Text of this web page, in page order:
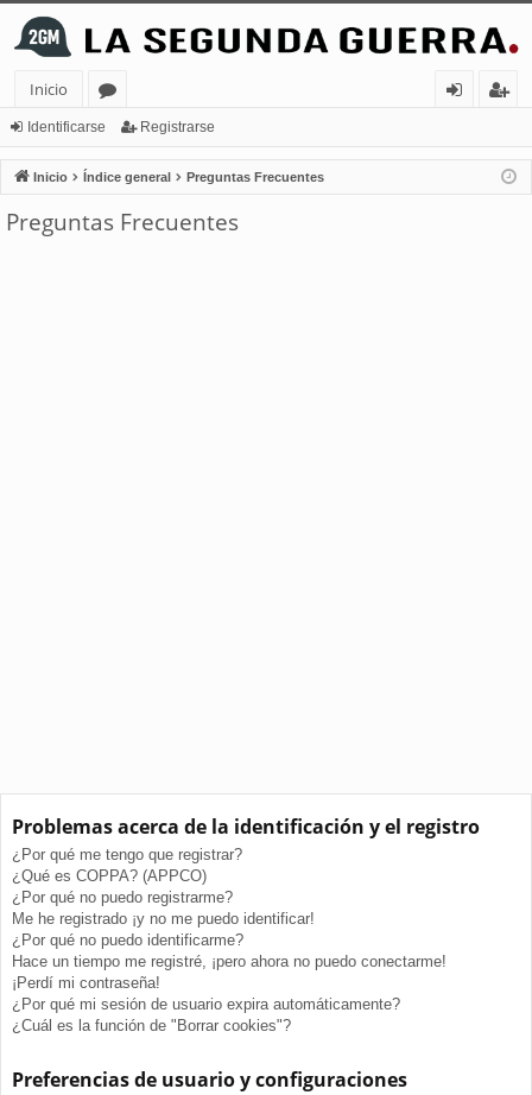
Inicio
or
os
nt
ifi
ist
ra
Identificarse Registrarse
Inicio Índice general Preguntas Frecuentes
Preguntas Frecuentes
Problemas acerca de la identificación y el registro
¿Por qué me tengo que registrar?
¿Qué es COPPA? (APPCO)
¿Por qué no puedo registrarme?
Me he registrado ¡y no me puedo identificar!
¿Por qué no puedo identificarme?
Hace un tiempo me registré, ¡pero ahora no puedo conectarme!
¡Perdí mi contraseña!
¿Por qué mi sesión de usuario expira automáticamente?
¿Cuál es la función de "Borrar cookies"?
Preferencias de usuario y configuraciones